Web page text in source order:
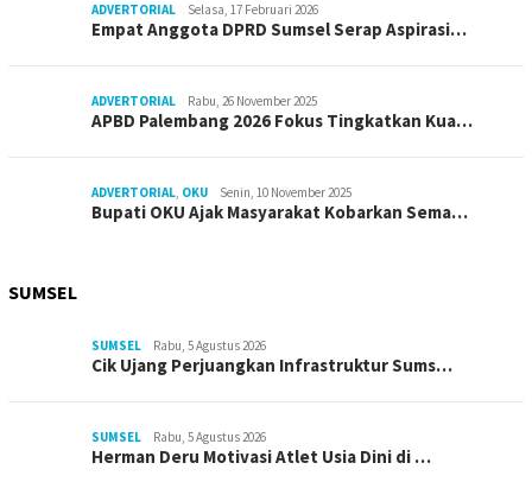
ADVERTORIAL Selasa, 17 Februari 2026
Empat Anggota DPRD Sumsel Serap Aspirasi…
ADVERTORIAL Rabu, 26 November 2025
APBD Palembang 2026 Fokus Tingkatkan Kua…
ADVERTORIAL, OKU Senin, 10 November 2025
Bupati OKU Ajak Masyarakat Kobarkan Sema…
SUMSEL
SUMSEL Rabu, 5 Agustus 2026
Cik Ujang Perjuangkan Infrastruktur Sums…
SUMSEL Rabu, 5 Agustus 2026
Herman Deru Motivasi Atlet Usia Dini di …